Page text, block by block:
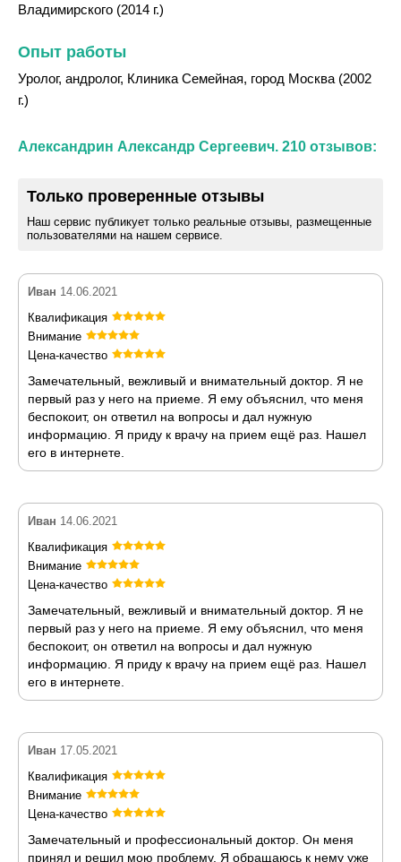
Владимирского (2014 г.)
Опыт работы
Уролог, андролог, Клиника Семейная, город Москва (2002
г.)
Александрин Александр Сергеевич. 210 отзывов:
Только проверенные отзывы
Наш сервис публикует только реальные отзывы, размещенные
пользователями на нашем сервисе.
Иван 14.06.2021
Квалификация
Внимание
Цена-качество
Замечательный, вежливый и внимательный доктор. Я не
первый раз у него на приеме. Я ему объяснил, что меня
беспокоит, он ответил на вопросы и дал нужную
информацию. Я приду к врачу на прием ещё раз. Нашел
его в интернете.
Иван 14.06.2021
Квалификация
Внимание
Цена-качество
Замечательный, вежливый и внимательный доктор. Я не
первый раз у него на приеме. Я ему объяснил, что меня
беспокоит, он ответил на вопросы и дал нужную
информацию. Я приду к врачу на прием ещё раз. Нашел
его в интернете.
Иван 17.05.2021
Квалификация
Внимание
Цена-качество
Замечательный и профессиональный доктор. Он меня
принял и решил мою проблему. Я обращаюсь к нему уже